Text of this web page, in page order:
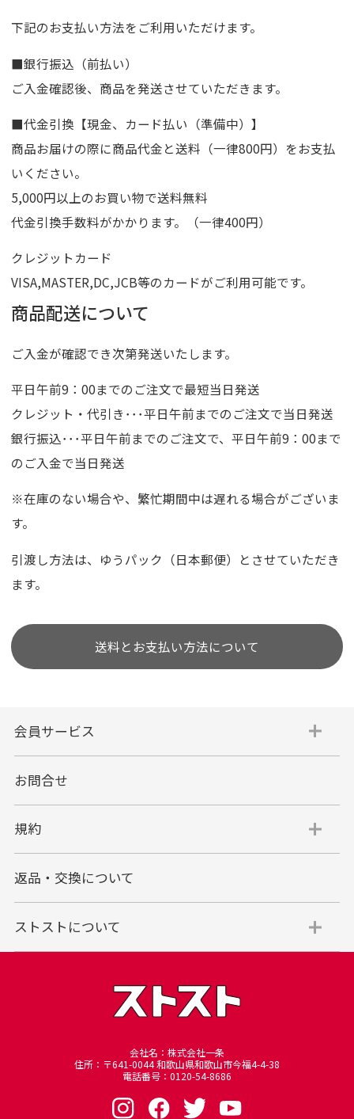
下記のお支払い方法をご利用いただけます。
■銀行振込（前払い）
ご入金確認後、商品を発送させていただきます。
■代金引換【現金、カード払い（準備中）】
商品お届けの際に商品代金と送料（一律800円）をお支払
いください。
5,000円以上のお買い物で送料無料
代金引換手数料がかかります。（一律400円）
クレジットカード
VISA,MASTER,DC,JCB等のカードがご利用可能です。
商品配送について
ご入金が確認でき次第発送いたします。
平日午前9：00までのご注文で最短当日発送
クレジット・代引き･･･平日午前までのご注文で当日発送
銀行振込･･･平日午前までのご注文で、平日午前9：00まで
のご入金で当日発送
※在庫のない場合や、繁忙期間中は遅れる場合がございま
す。
引渡し方法は、ゆうパック（日本郵便）とさせていただき
ます。
送料とお支払い方法について
会員サービス
お問合せ
規約
返品・交換について
ストストについて
会社名：株式会社一条
住所：〒641-0044 和歌山県和歌山市今福4-4-38
電話番号：0120-54-8686